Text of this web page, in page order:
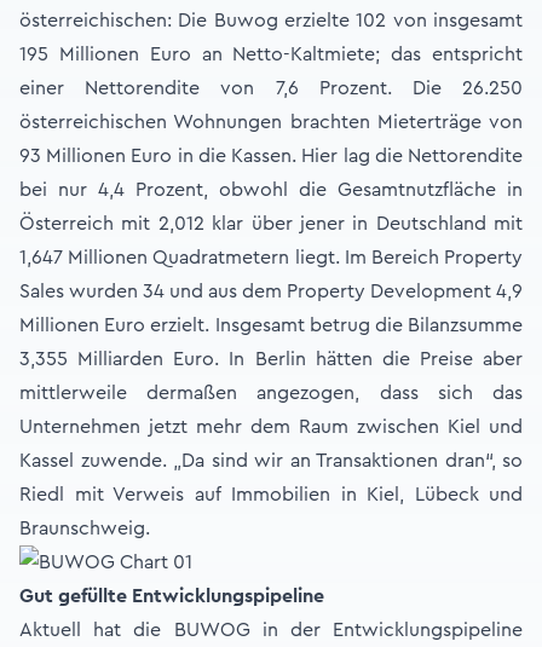
österreichischen: Die Buwog erzielte 102 von insgesamt
195 Millionen Euro an Netto-Kaltmiete; das entspricht
einer Nettorendite von 7,6 Prozent. Die 26.250
österreichischen Wohnungen brachten Mieterträge von
93 Millionen Euro in die Kassen. Hier lag die Nettorendite
bei nur 4,4 Prozent, obwohl die Gesamtnutzfläche in
Österreich mit 2,012 klar über jener in Deutschland mit
1,647 Millionen Quadratmetern liegt. Im Bereich Property
Sales wurden 34 und aus dem Property Development 4,9
Millionen Euro erzielt. Insgesamt betrug die Bilanzsumme
3,355 Milliarden Euro. In Berlin hätten die Preise aber
mittlerweile dermaßen angezogen, dass sich das
Unternehmen jetzt mehr dem Raum zwischen Kiel und
Kassel zuwende. „Da sind wir an Transaktionen dran“, so
Riedl mit Verweis auf Immobilien in Kiel, Lübeck und
Braunschweig.
Gut gefüllte Entwicklungspipeline
Aktuell hat die BUWOG in der Entwicklungspipeline